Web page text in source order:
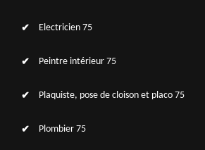
Electricien 75
Peintre intérieur 75
Plaquiste, pose de cloison et placo 75
Plombier 75